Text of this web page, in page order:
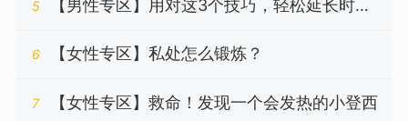
5
【男性专区】用对这3个技巧，轻松延长时
长，带来更持久的快乐！
6 【女性专区】私处怎么锻炼？
7 【女性专区】救命！发现一个会发热的小登西